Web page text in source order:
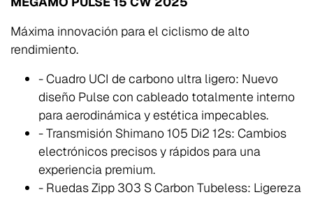
Máxima innovación para el ciclismo de alto
rendimiento.
- Cuadro UCI de carbono ultra ligero: Nuevo
diseño Pulse con cableado totalmente interno
para aerodinámica y estética impecables.
- Transmisión Shimano 105 Di2 12s: Cambios
electrónicos precisos y rápidos para una
experiencia premium.
- Ruedas Zipp 303 S Carbon Tubeless: Ligereza